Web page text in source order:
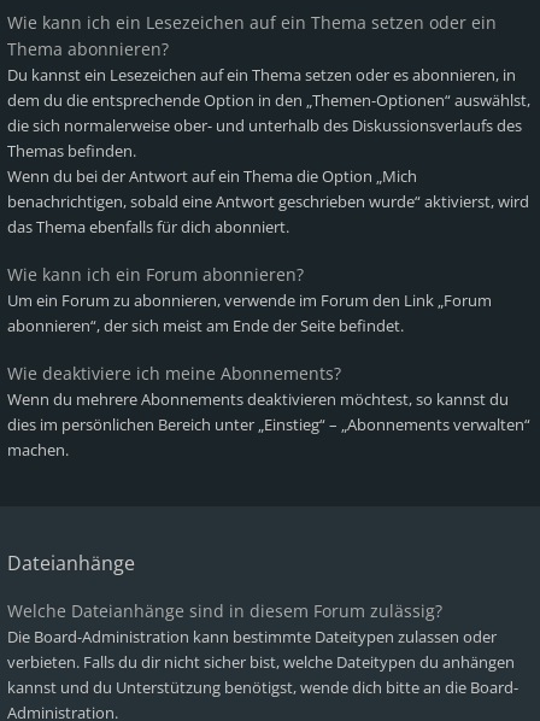
Wie kann ich ein Lesezeichen auf ein Thema setzen oder ein
Thema abonnieren?
Du kannst ein Lesezeichen auf ein Thema setzen oder es abonnieren, in
dem du die entsprechende Option in den „Themen-Optionen“ auswählst,
die sich normalerweise ober- und unterhalb des Diskussionsverlaufs des
Themas befinden.
Wenn du bei der Antwort auf ein Thema die Option „Mich
benachrichtigen, sobald eine Antwort geschrieben wurde“ aktivierst, wird
das Thema ebenfalls für dich abonniert.
Wie kann ich ein Forum abonnieren?
Um ein Forum zu abonnieren, verwende im Forum den Link „Forum
abonnieren“, der sich meist am Ende der Seite befindet.
Wie deaktiviere ich meine Abonnements?
Wenn du mehrere Abonnements deaktivieren möchtest, so kannst du
dies im persönlichen Bereich unter „Einstieg“ – „Abonnements verwalten“
machen.
Dateianhänge
Welche Dateianhänge sind in diesem Forum zulässig?
Die Board-Administration kann bestimmte Dateitypen zulassen oder
verbieten. Falls du dir nicht sicher bist, welche Dateitypen du anhängen
kannst und du Unterstützung benötigst, wende dich bitte an die Board-
Administration.